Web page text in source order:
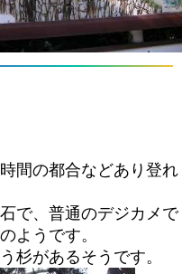
間の都合などあり登れ
で、普通のデジカメで
ようです。
杉があるそうです。